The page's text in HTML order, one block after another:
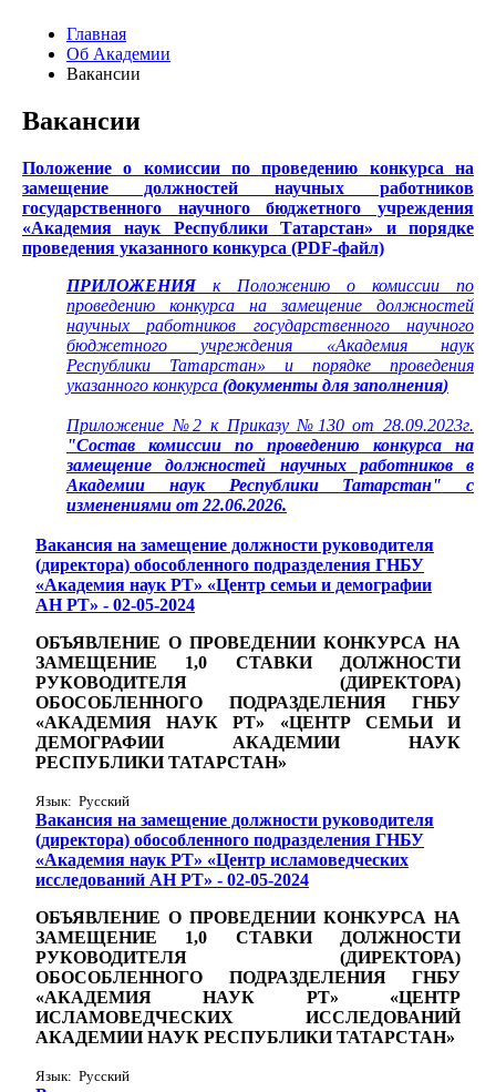
Главная
Об Академии
Вакансии
Вакансии
Положение о комиссии по проведению конкурса на
замещение должностей научных работников
государственного научного бюджетного учреждения
«Академия наук Республики Татарстан» и порядке
проведения указанного конкурса (PDF-файл)
ПРИЛОЖЕНИЯ к Положению о комиссии по
проведению конкурса на замещение должностей
научных работников государственного научного
бюджетного учреждения «Академия наук
Республики Татарстан» и порядке проведения
указанного конкурса (документы для заполнения)
Приложение №2 к Приказу №130 от 28.09.2023г.
"Состав комиссии по проведению конкурса на
замещение должностей научных работников в
Академии наук Республики Татарстан"
с
изменениями от 22.06.2026.
Вакансия на замещение должности руководителя
(директора) обособленного подразделения ГНБУ
«Академия наук РТ» «Центр семьи и демографии
АН РТ» - 02-05-2024
ОБЪЯВЛЕНИЕ О ПРОВЕДЕНИИ КОНКУРСА НА
ЗАМЕЩЕНИЕ 1,0 СТАВКИ
ДОЛЖНОСТИ
РУКОВОДИТЕЛЯ (ДИРЕКТОРА)
ОБОСОБЛЕННОГО ПОДРАЗДЕЛЕНИЯ ГНБУ
«АКАДЕМИЯ НАУК РТ» «ЦЕНТР СЕМЬИ И
ДЕМОГРАФИИ АКАДЕМИИ НАУК
РЕСПУБЛИКИ ТАТАРСТАН»
Язык: Русский
Вакансия на замещение должности руководителя
(директора) обособленного подразделения ГНБУ
«Академия наук РТ» «Центр исламоведческих
исследований АН РТ» - 02-05-2024
ОБЪЯВЛЕНИЕ О ПРОВЕДЕНИИ КОНКУРСА НА
ЗАМЕЩЕНИЕ 1,0 СТАВКИ
ДОЛЖНОСТИ
РУКОВОДИТЕЛЯ (ДИРЕКТОРА)
ОБОСОБЛЕННОГО ПОДРАЗДЕЛЕНИЯ ГНБУ
«АКАДЕМИЯ НАУК РТ» «ЦЕНТР
ИСЛАМОВЕДЧЕСКИХ ИССЛЕДОВАНИЙ
АКАДЕМИИ НАУК РЕСПУБЛИКИ ТАТАРСТАН»
Язык: Русский